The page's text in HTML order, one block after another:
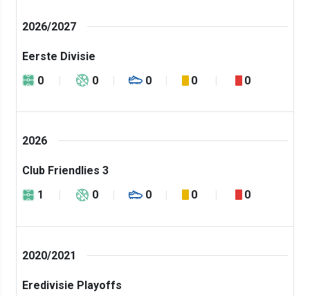
2026/2027
Eerste Divisie
0
0 0 0 0
2026
Club Friendlies 3
1
0 0 0 0
2020/2021
Eredivisie Playoffs